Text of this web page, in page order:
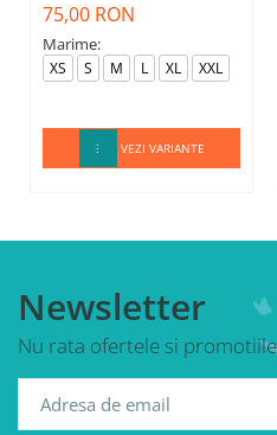
75,00 RON
Marime:
XS S M L XL XXL
VEZI VARIANTE
Newsletter
Nu rata ofertele si